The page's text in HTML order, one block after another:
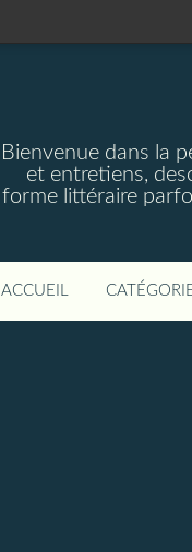
Bienvenue dans la
et entretiens,
forme littéraire
ACCUEIL